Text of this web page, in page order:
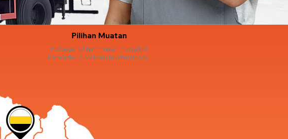
Pilihan Muatan
Pelbagai pilihan muatan mengikut
kehendak. Lori kren muatan tinggi.